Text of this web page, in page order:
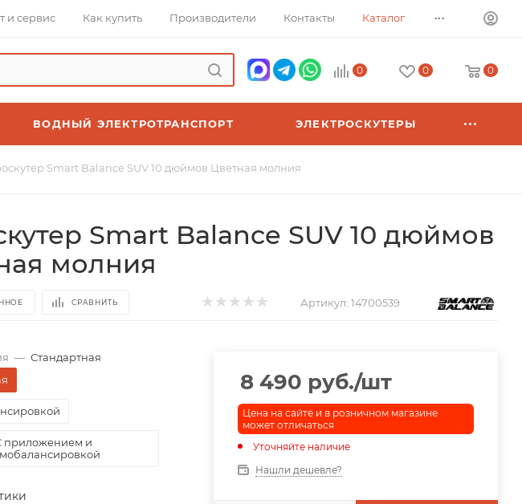
и сервис Как купить Производители Контакты Каталог ...
0 0 0
ВОДНЫЙ ЭЛЕКТРОТРАНСПОРТ ЭЛЕКТРОСКУТЕРЫ
Smart Balance SUV 10 дюймов Цветная молния
Smart Balance SUV 10 дюймов
молния
СРАВНИТЬ Артикул: 14700539
— Стандартная
приложением и
8 490 руб./шт
Цена на сайте и в розничном магазине
может отличаться
Уточняйте наличие
Нашли дешевле?